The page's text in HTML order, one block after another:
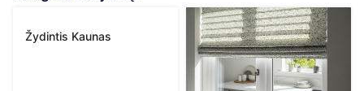
Žydintis Kaunas